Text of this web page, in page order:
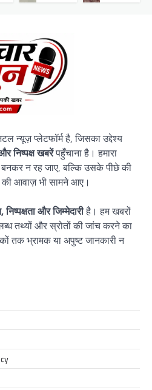
न्यूज़ प्लेटफॉर्म है, जिसका उद्देश्य
निष्पक्ष खबरेंपहुँचाना है। हमारा
न रह जाए, बल्कि उसके पीछे की
आवाज़ भी सामने आए।
निष्पक्षता और जिम्मेदारीहै। हम खबरों
तथ्यों और स्रोतों की जांच करने का
तक भ्रामक या अपुष्ट जानकारी न